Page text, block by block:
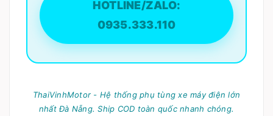
HOTLINE/ZALO:
0935.333.110
ThaiVinhMotor - Hệ thống phụ tùng xe máy điện lớn
nhất Đà Nẵng. Ship COD toàn quốc nhanh chóng.